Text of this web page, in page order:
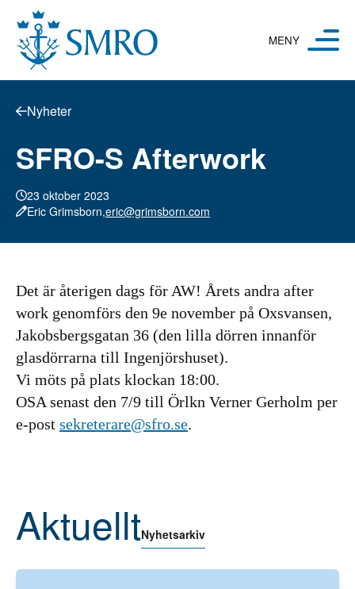
Hoppa till innehåll
Nyheter
SFRO-S Afterwork
23 oktober 2023
Eric Grimsborn,eric@grimsborn.com
Det är återigen dags för AW! Årets andra after
work genomförs den 9e november på Oxsvansen,
Jakobsbergsgatan 36 (den lilla dörren innanför
glasdörrarna till Ingenjörshuset).
Vi möts på plats klockan 18:00.
OSA senast den 7/9 till Örlkn Verner Gerholm per
e-post sekreterare@sfro.se.
AktuelltNyhetsarkiv